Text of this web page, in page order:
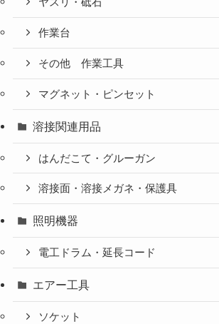
ヤスリ・砥石
作業台
その他 作業工具
マグネット・ピンセット
溶接関連用品
はんだこて・グルーガン
溶接面・溶接メガネ・保護具
照明機器
電工ドラム・延長コード
エアー工具
ソケット